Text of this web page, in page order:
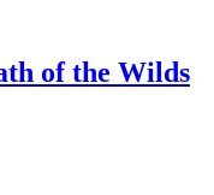
of the Wilds